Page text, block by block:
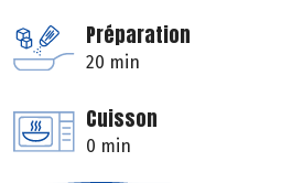
Préparation
20 min
Cuisson
0 min